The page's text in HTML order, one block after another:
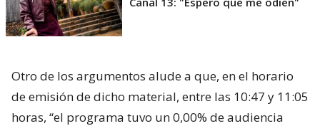
Otro de los argumentos alude a que, en el horario
de emisión de dicho material, entre las 10:47 y 11:05
horas, “el programa tuvo un 0,00% de audiencia